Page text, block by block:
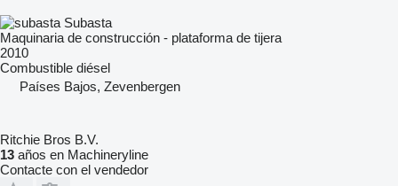
Subasta
Maquinaria de construcción - plataforma de tijera
2010
Combustible diésel
Países Bajos, Zevenbergen
Ritchie Bros B.V.
13 años en Machineryline
Contacte con el vendedor